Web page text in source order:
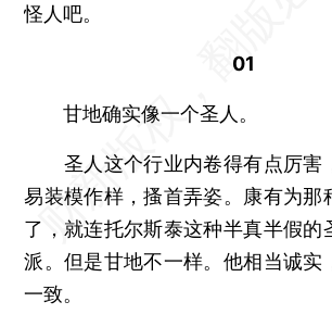
怪人吧。
01
甘地确实像一个圣人。
圣人这个行业内卷得有点厉害
易装模作样，搔首弄姿。康有为那
了，就连托尔斯泰这种半真半假的
派。但是甘地不一样。他相当诚实
一致。